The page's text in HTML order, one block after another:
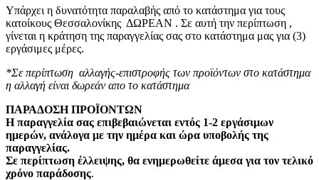
Υπάρχει η δυνατότητα παραλαβής από το κατάστημα για τους
κατοίκους Θεσσαλονίκης ΔΩΡΕΑΝ . Σε αυτή την περίπτωση ,
γίνεται η κράτηση της παραγγελίας σας στο κατάστημα μας για (3)
εργάσιμες μέρες.
*Σε περίπτωση αλλαγής-επιστροφής των προϊόντων στο κατάστημα
η αλλαγή είναι δωρεάν απο το κατάστημα
ΠΑΡΑΔΟΣΗ ΠΡΟΪΟΝΤΩΝ
Η παραγγελία σας επιβεβαιώνεται εντός 1-2 εργάσιμων
ημερών, ανάλογα με την ημέρα και ώρα υποβολής της
παραγγελίας.
Σε περίπτωση έλλειψης, θα ενημερωθείτε άμεσα για τον τελικό
χρόνο παράδοσης.